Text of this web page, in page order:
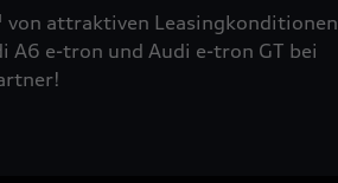
von attraktiven Leasingkonditionen
A6 e-tron und Audi e-tron GT bei